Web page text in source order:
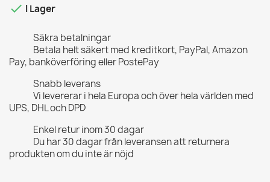
 I Lager
Säkra betalningar
Betala helt säkert med kreditkort, PayPal, Amazon
Pay, banköverföring eller PostePay
Snabb leverans
Vi levererar i hela Europa och över hela världen med
UPS, DHL och DPD
Enkel retur inom 30 dagar
Du har 30 dagar från leveransen att returnera
produkten om du inte är nöjd